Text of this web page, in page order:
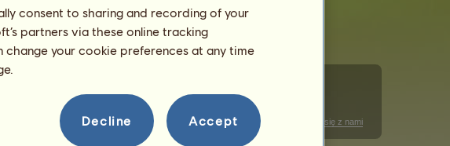
Zarządzanie plikami cookie Kodeks postępowania Skontaktuj się z nami
consent to sharing and recording of your
partners via these online tracking
change your cookie preferences at any time
Decline Accept